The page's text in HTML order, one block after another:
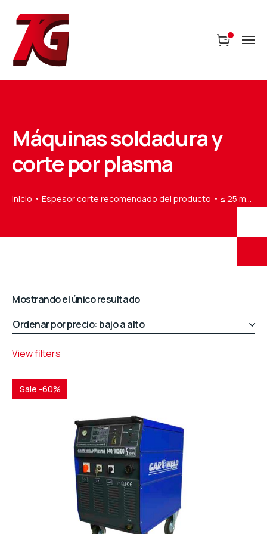
Máquinas soldadura y
corte por plasma
Inicio Espesor corte recomendado del producto ≤ 25 mm (aluminio)
Mostrando el único resultado
View filters
Sale -60%